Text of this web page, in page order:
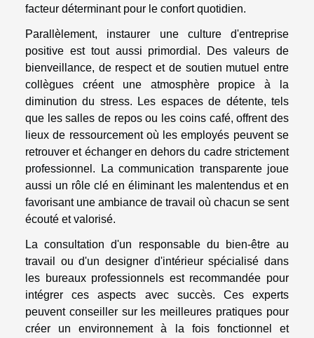
facteur déterminant pour le confort quotidien.
Parallèlement, instaurer une culture d'entreprise
positive est tout aussi primordial. Des valeurs de
bienveillance, de respect et de soutien mutuel entre
collègues créent une atmosphère propice à la
diminution du stress. Les espaces de détente, tels
que les salles de repos ou les coins café, offrent des
lieux de ressourcement où les employés peuvent se
retrouver et échanger en dehors du cadre strictement
professionnel. La communication transparente joue
aussi un rôle clé en éliminant les malentendus et en
favorisant une ambiance de travail où chacun se sent
écouté et valorisé.
La consultation d'un responsable du bien-être au
travail ou d'un designer d'intérieur spécialisé dans
les bureaux professionnels est recommandée pour
intégrer ces aspects avec succès. Ces experts
peuvent conseiller sur les meilleures pratiques pour
créer un environnement à la fois fonctionnel et